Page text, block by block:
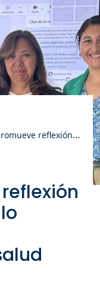
el desarrollo histórico de la Kinesiología en salud mental